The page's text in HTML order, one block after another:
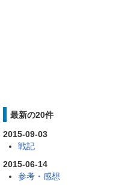
最新の20件
2015-09-03
戦記
2015-06-14
参考・感想